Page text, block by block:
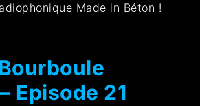
Made in Béton !
Episode 21